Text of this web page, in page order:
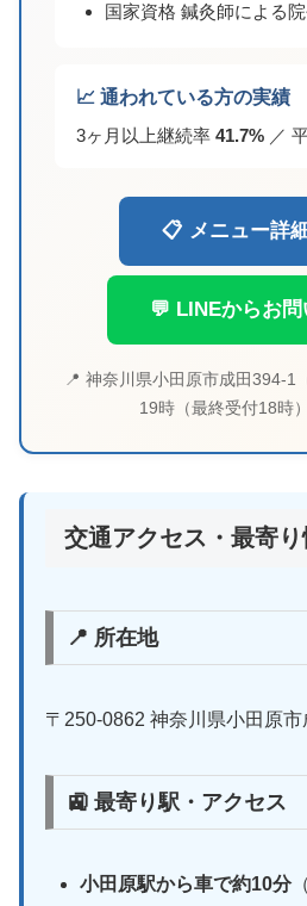
国家資格 鍼灸師による
📈 通われている方の実績
3ヶ月以上継続率 41.7% ／
📋 メニュー詳
💬 LINEからお
📍 神奈川県小田原市成田394-1
19時（最終受付18時
交通アクセス・最寄り
📍 所在地
〒250-0862 神奈川県小田原市
🚉 最寄り駅・アクセス
小田原駅から車で約10分